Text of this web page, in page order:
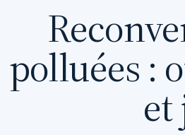
polluées :